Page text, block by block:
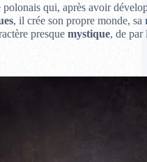
qui, après avoir
, il crée son propre monde, sa
presque mystique, de par